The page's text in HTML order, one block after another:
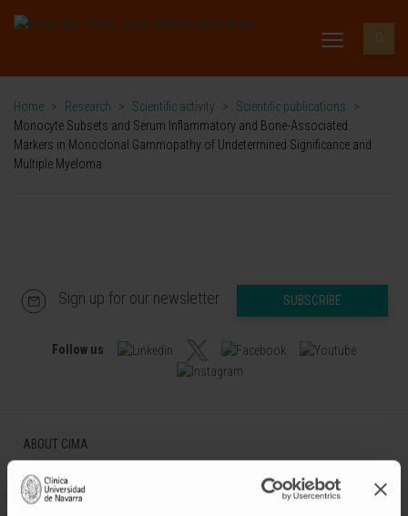
Home > Research > Scientific activity > Scientific publications
>
Monocyte Subsets and Serum Inflammatory and Bone-Associated
Markers in Monoclonal Gammopathy of Undetermined Significance and
Multiple Myeloma
Sign up for our newsletter SUBSCRIBE
Follow us
ABOUT CIMA
Who we are
Research Center of the Clinica